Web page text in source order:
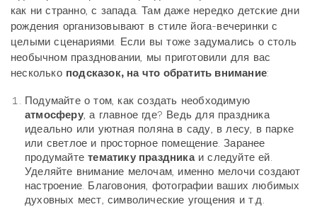
как ни странно, с запада. Там даже нередко детские дни
рождения организовывают в стиле йога-вечеринки с
целыми сценариями. Если вы тоже задумались о столь
необычном праздновании, мы приготовили для вас
несколько подсказок, на что обратить внимание:
Подумайте о том, как создать необходимую
атмосферу, а главное где? Ведь для праздника
идеально или уютная поляна в саду, в лесу, в парке
или светлое и просторное помещение. Заранее
продумайтетематику праздникаи следуйте ей.
Уделяйте внимание мелочам, именно мелочи создают
настроение. Благовония, фотографии ваших любимых
духовных мест, символические угощения и т.д.